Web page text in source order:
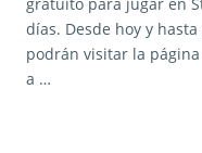
días. Desde hoy y
podrán visitar la
a …